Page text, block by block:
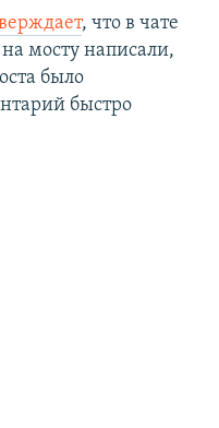
, что в чате
мосту написали,
было
быстро